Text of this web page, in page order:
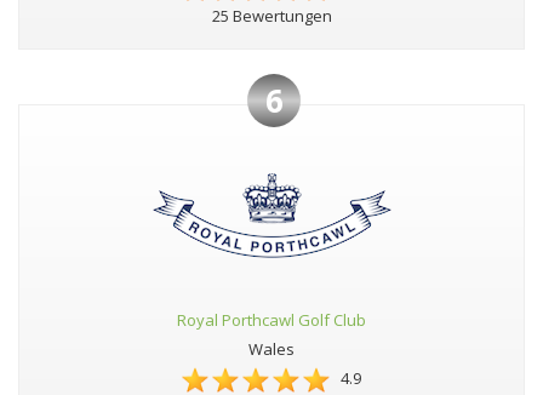
25 Bewertungen
6
Royal Porthcawl Golf Club
Wales
4.9